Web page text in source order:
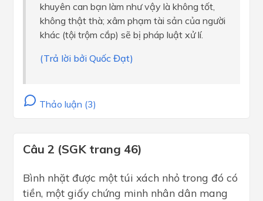
khuyên can bạn làm như vậy là không tốt,
không thật thà; xâm phạm tài sản của người
khác (tội trộm cắp) sẽ bị pháp luật xử lí.
(Trả lời bởi Quốc Đạt)
Thảo luận (3)
Câu 2 (SGK trang 46)
Bình nhặt được một túi xách nhỏ trong đó có
tiền, một giấy chứng minh nhân dân mang